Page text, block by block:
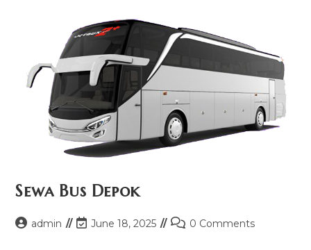
Sewa Bus Depok
Postadmin
PostJune 18, 2025
Post0 Comments